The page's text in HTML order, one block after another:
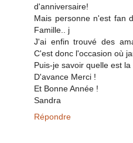
d'anniversaire!
Mais personne n'est fan
Famille.. j
J'ai enfin trouvé des
C'est donc l'occasion où
Puis-je savoir quelle est
D'avance Merci !
Et Bonne Année !
Sandra
Répondre